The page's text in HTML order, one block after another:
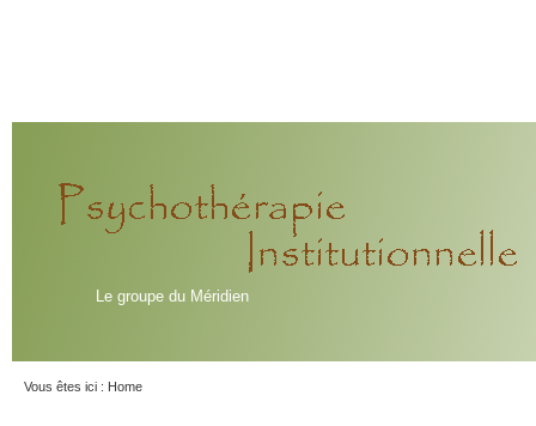
Le groupe du Méridien
Vous êtes ici : Home